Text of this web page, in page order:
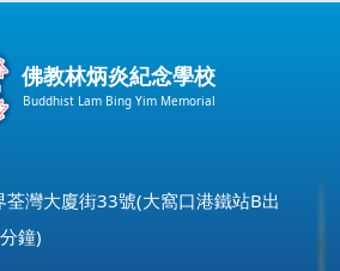
佛教林炳炎紀念學校
Buddhist Lam Bing Yim Memorial
荃灣大廈街33號(大窩口港鐵站B出
鐘)